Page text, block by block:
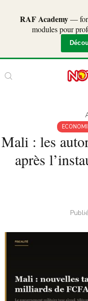
RAF Academy—
modules pour
Mali : les
après